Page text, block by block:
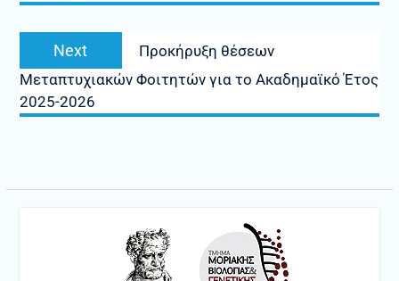
Next
Next
post:
Προκήρυξη θέσεων
Μεταπτυχιακών Φοιτητών για το Ακαδημαϊκό Έτος
2025-2026